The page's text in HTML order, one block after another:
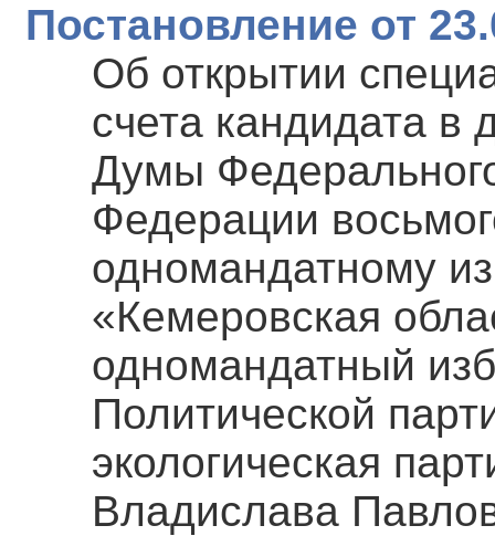
Постановление от
Об открытии
счета кандидата в
Думы
Федерации
одномандатному
«Кемеровская
одномандатный
Политической
экологическая
Владислава